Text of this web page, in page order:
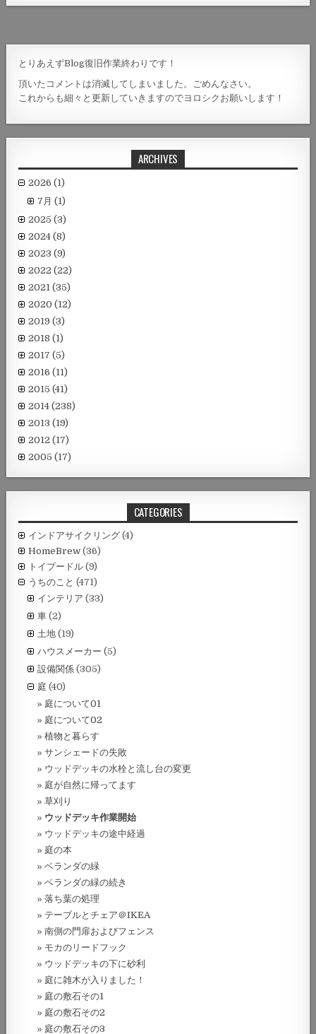
とりあえずBlog復旧作業終わりです！
頂いたコメントは消滅してしまいました。ごめんなさい。
これからも細々と更新していきますのでヨロシクお願いします！
ARCHIVES
2026(1)
7月(1)
2025(3)
2024(8)
2023(9)
2022(22)
2021(35)
2020(12)
2019(3)
2018(1)
2017(5)
2016(11)
2015(41)
2014(238)
2013(19)
2012(17)
2005(17)
CATEGORIES
インドアサイクリング (4)
HomeBrew (36)
トイプードル (9)
うちのこと (471)
インテリア (33)
車 (2)
土地 (19)
ハウスメーカー (5)
設備関係 (305)
庭 (40)
庭について01
庭について02
植物と暮らす
サンシェードの失敗
ウッドデッキの水栓と流し台の変更
庭が自然に帰ってます
草刈り
ウッドデッキ作業開始
ウッドデッキの途中経過
庭の本
ベランダの緑
ベランダの緑の続き
落ち葉の処理
テーブルとチェア＠IKEA
南側の門扉およびフェンス
モカのリードフック
ウッドデッキの下に砂利
庭に雑木が入りました！
庭の敷石その1
庭の敷石その2
庭の敷石その3